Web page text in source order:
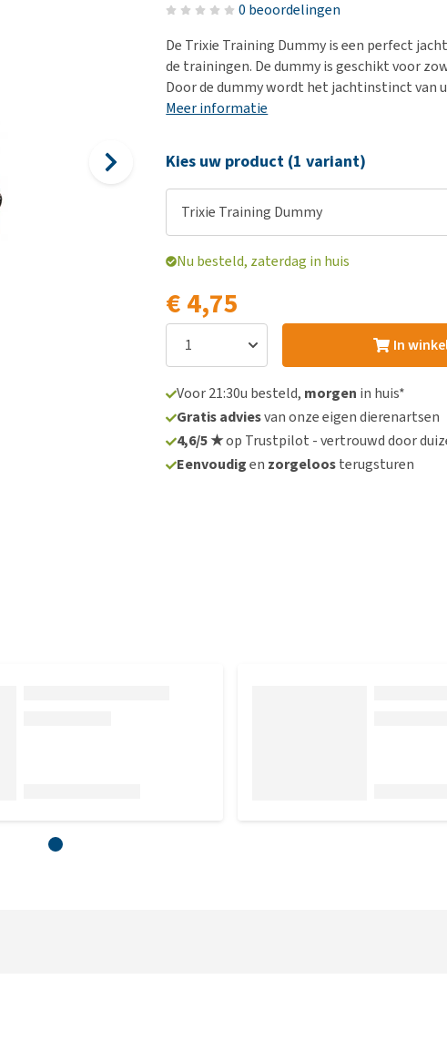
Overgewicht en conditie
Spieren, pezen en botten
Bekijk alles
0 beoordelingen
De Trixie Training Dummy is een perfect
de trainingen. De dummy is geschikt voor
Door de dummy wordt het jachtinstinct van
Meer informatie
Kies uw product (1 variant)
Trixie Training Dummy
Nu besteld, zaterdag in huis
€ 4,75
In
Voor 21:30u besteld, morgen in huis*
Gratis adviesvan onze eigen dierenartsen
4,6/5 ★op Trustpilot - vertrouwd door
Eenvoudigen zorgeloosterugsturen